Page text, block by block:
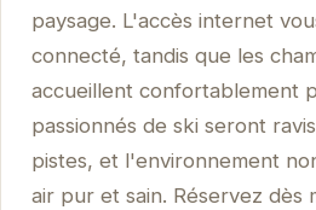
paysage. L'accès internet
connecté, tandis que les
accueillent confortablement
passionnés de ski seront
pistes, et l'environnement
air pur et sain. Réservez dès